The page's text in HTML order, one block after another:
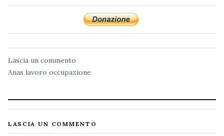
Lascia un commento
Anas lavoro occupazione
LASCIA UN COMMENTO